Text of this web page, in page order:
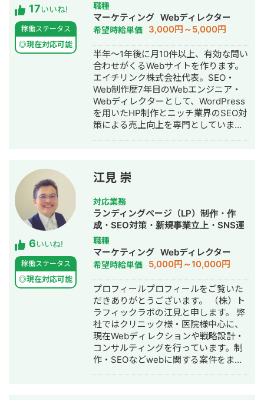
【Lancers】
https://www.lancers.jp/profile/
rmHXQjVdk 【CrowdWorks】
https://crowdworks.jp/public/
【ココナラ】
https://coconala.com/users/2204682?
srsltid=AfmBOoqYND8AKR3YqHKQ3-
17いいね!
稼働ステータス
◎現在対応可能
イティング・ホームページ制作・作
成・オウンドメディア制作・構築・運
用代行
職種
マーケティング Webディレクター
希望時給単価 3,000円～5,000円
半年～1年後に月10件以上、有効な問い
合わせがくるWebサイトを作ります。
エイチリンク株式会社代表。SEO・
Web制作歴7年目のWebエンジニア・
Webディレクターとして、WordPress
を用いたHP制作とニッチ業界のSEO対
策による売上向上を専門としていま
した。SEO対策においては、ゼロから
立ち上げた新規サイトをニッチ市場で
サービスキーワード検索1位に導き、月
間1.5万PV、月商500万円の売上を実現
した実績があります。 エンジニア知識
を持ったSEOディレクターとして、大
量のページを作成するようないわゆる
データベース型のサイトの構築も得意
です。 競合が対応しきれないような細
かいキーワードまで対策して、お問合
せにつなげる戦略でお客様の売上に貢
献します。 少し珍しいキャリアの特徴
として、Fリーグ（フットサル日本トッ
プリーグ）のエスポラーダ北海道、バ
サジィ大分でプロ選手として活動しな
がらWeb制作の経験を積んできました
（バサジィ大分在籍時は完全プロ契約
のため1年間休職）。 アスリートとし
6いいね!
稼働ステータス
◎現在対応可能
江見 崇
対応業務
ランディングページ（LP）制作・作
成・SEO対策・新規事業立上・SNS運
用代行・記事作成代行・ライティン
グ・翻訳・ホームページ制作・作成・
バナー制作・デザイン・ロゴデザイ
ン・作成・イラスト制作・リスティン
グ広告運用代行
職種
マーケティング Webディレクター
希望時給単価 5,000円～10,000円
プロフィールプロフィールをご覧いた
だきありがとうございます。 （株）ト
ラフィックラボの江見と申します。 弊
社ではクリニック様・医院様中心に、
現在Webディレクションや戦略設計・
コンサルティングを行っています。制
作・SEOなどwebに関する案件をまる